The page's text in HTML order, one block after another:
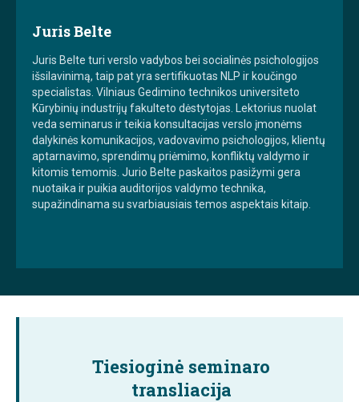
Juris Belte
Juris Belte turi verslo vadybos bei socialinės psichologijos
išsilavinimą, taip pat yra sertifikuotas NLP ir koučingo
specialistas. Vilniaus Gedimino technikos universiteto
Kūrybinių industrijų fakulteto dėstytojas. Lektorius nuolat
veda seminarus ir teikia konsultacijas verslo įmonėms
dalykinės komunikacijos, vadovavimo psichologijos, klientų
aptarnavimo, sprendimų priėmimo, konfliktų valdymo ir
kitomis temomis. Jurio Belte paskaitos pasižymi gera
nuotaika ir puikia auditorijos valdymo technika,
supažindinama su svarbiausiais temos aspektais kitaip.
Tiesioginė seminaro
transliacija